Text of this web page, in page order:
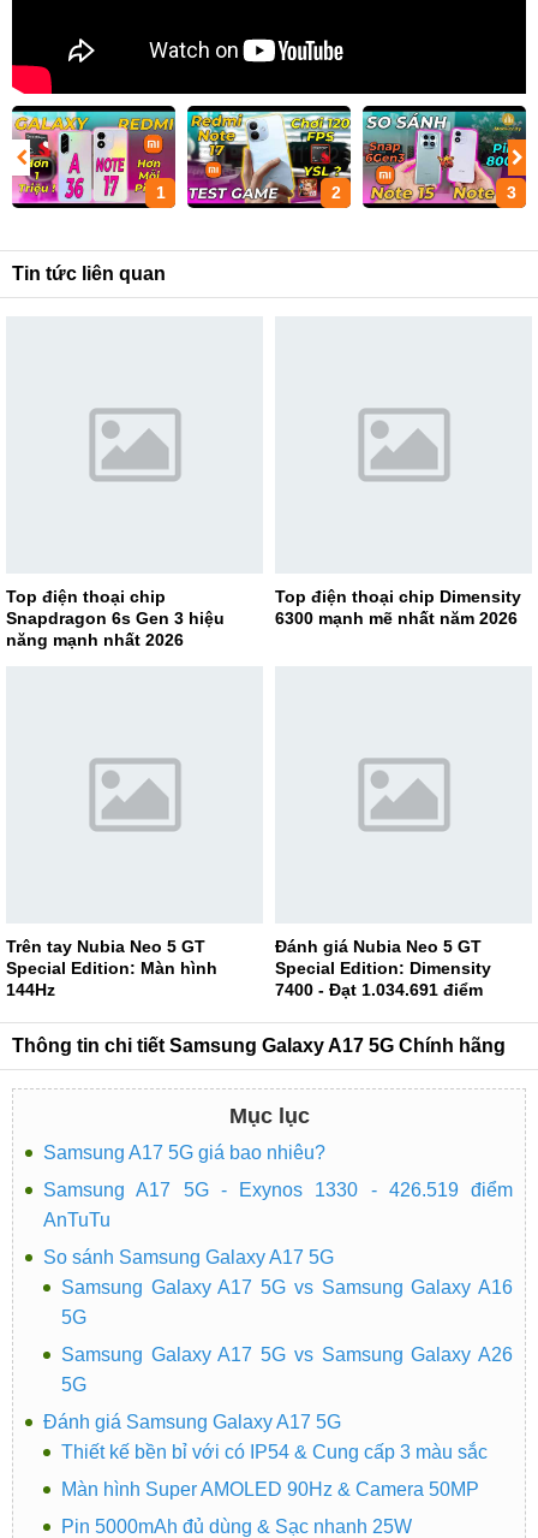
1 2 3
Tin tức liên quan
Top điện thoại chip
Snapdragon 6s Gen 3 hiệu
năng mạnh nhất 2026
Top điện thoại chip Dimensity
6300 mạnh mẽ nhất năm 2026
Trên tay Nubia Neo 5 GT
Special Edition: Màn hình
144Hz
Đánh giá Nubia Neo 5 GT
Special Edition: Dimensity
7400 - Đạt 1.034.691 điểm
Thông tin chi tiết Samsung Galaxy A17 5G Chính hãng
Mục lục
Samsung A17 5G giá bao nhiêu?
Samsung A17 5G - Exynos 1330 - 426.519 điểm
AnTuTu
So sánh Samsung Galaxy A17 5G
Samsung Galaxy A17 5G vs Samsung Galaxy A16
5G
Samsung Galaxy A17 5G vs Samsung Galaxy A26
5G
Đánh giá Samsung Galaxy A17 5G
Thiết kế bền bỉ với có IP54 & Cung cấp 3 màu sắc
Màn hình Super AMOLED 90Hz & Camera 50MP
Pin 5000mAh đủ dùng & Sạc nhanh 25W